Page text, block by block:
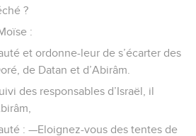
?
:
et ordonne-leur de s’écarter des
de Datan et d’Abirâm.
des responsables d’Israël, il
: —Eloignez-vous des tentes de